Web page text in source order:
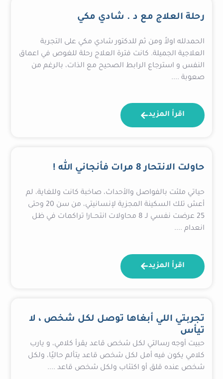
رحلة العلاج مع د . شادي مكي
الحمدلله اولاً ومن ثم للدكتور شادي مكي على التجربة
العلاجية الجميلة. كانت فترة العلاج رحلة للغوص في اعماق
النفس و استرجاع الرابط الصحيح مع الذات، بالرغم من
صعوبة ....
اقرأ المزيد
حاولت الانتحار 8 مرات فأنجاني الله !
حياتي ملئت بالفواصل والأحداث، صاخبة كانت وللغاية، لم
أعش تلك السكينة المجزية لإنسانيتي، من سن 20 وحتى
25 عرضت نفسي لـ 8 محاولات انتحــار! تراكمات في ظل
انعدام ....
اقرأ المزيد
تجربتي اللي أبغاها توصل لكل شخص ، لا
تيأس
حبيت أوجه رسالتي لكل شخص قاعد يقرأ كلامي، و يارب
كلامي يكون فيه أمل لكل شخص قاعد يتألم حاليًا، ولكل
شخص عنده قلق أو اكتئاب ولكل شخص قاعد ....